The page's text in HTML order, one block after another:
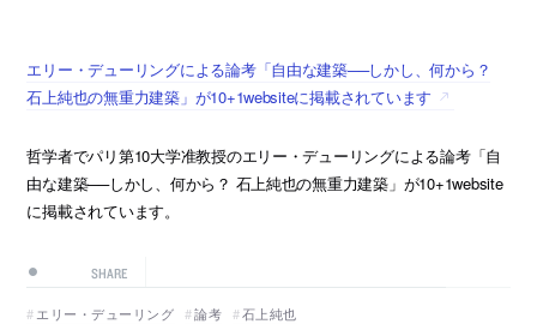
エリー・デューリングによる論考「自由な建築──しかし、何から？
石上純也の無重力建築」が10+1websiteに掲載されています
哲学者でパリ第10大学准教授のエリー・デューリングによる論考「自
由な建築──しかし、何から？ 石上純也の無重力建築」が10+1website
に掲載されています。
SHARE
エリー・デューリング 論考 石上純也